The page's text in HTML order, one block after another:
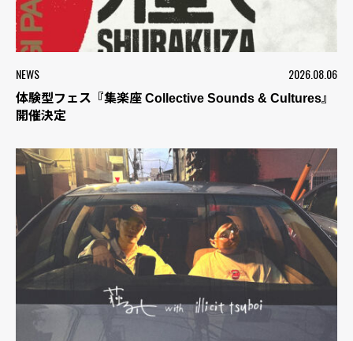
NEWS 2026.08.06
体験型フェス『集楽座 Collective Sounds & Cultures』
開催決定